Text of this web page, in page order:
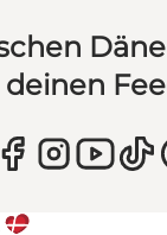
deinen